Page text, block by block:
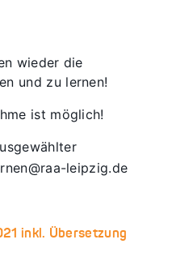
wieder die
und zu lernen!
ist möglich!
leipzig.de
inkl. Übersetzung